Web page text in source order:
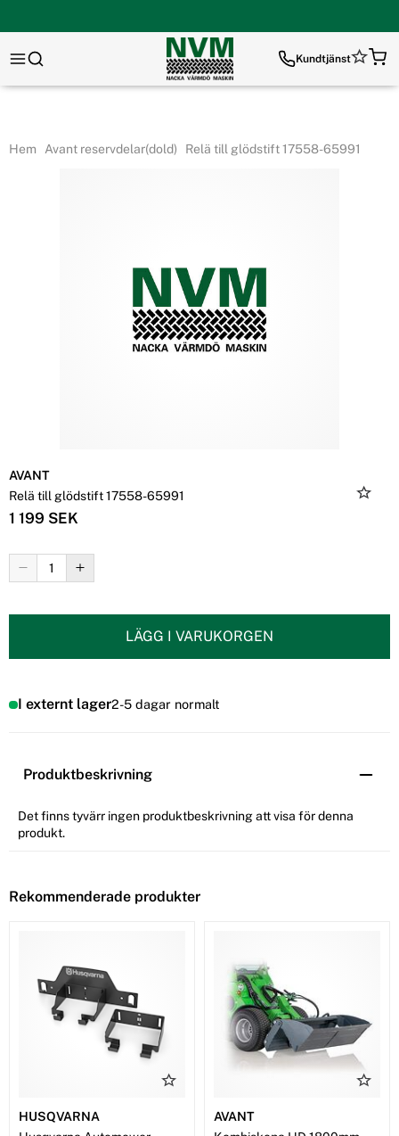
Kundtjänst
Hem Avant reservdelar(dold) Relä till glödstift 17558-65991
AVANT
Relä till glödstift 17558-65991
1 199 SEK
LÄGG I VARUKORGEN
I externt lager2-5 dagar normalt
Produktbeskrivning
Det finns tyvärr ingen produktbeskrivning att visa för denna
produkt.
Rekommenderade produkter
HUSQVARNA
AVANT